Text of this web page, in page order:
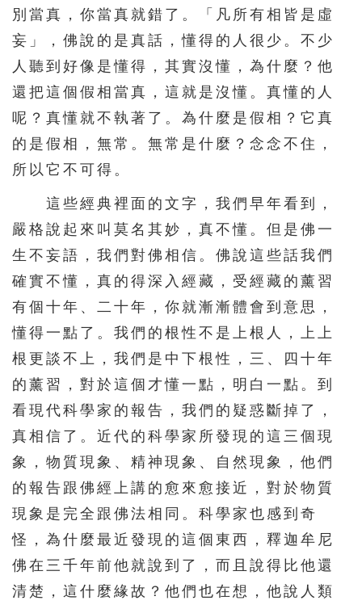
別當真，你當真就錯了。「凡所有相皆是虛
妄」，佛說的是真話，懂得的人很少。不少
人聽到好像是懂得，其實沒懂，為什麼？他
還把這個假相當真，這就是沒懂。真懂的人
呢？真懂就不執著了。為什麼是假相？它真
的是假相，無常。無常是什麼？念念不住，
所以它不可得。
這些經典裡面的文字，我們早年看到，
嚴格說起來叫莫名其妙，真不懂。但是佛一
生不妄語，我們對佛相信。佛說這些話我們
確實不懂，真的得深入經藏，受經藏的薰習
有個十年、二十年，你就漸漸體會到意思，
懂得一點了。我們的根性不是上根人，上上
根更談不上，我們是中下根性，三、四十年
的薰習，對於這個才懂一點，明白一點。到
看現代科學家的報告，我們的疑惑斷掉了，
真相信了。近代的科學家所發現的這三個現
象，物質現象、精神現象、自然現象，他們
的報告跟佛經上講的愈來愈接近，對於物質
現象是完全跟佛法相同。科學家也感到奇
怪，為什麼最近發現的這個東西，釋迦牟尼
佛在三千年前他就說到了，而且說得比他還
清楚，這什麼緣故？他們也在想，他說人類